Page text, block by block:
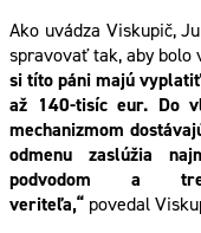
Ako uvádza Viskupič,
spravovať tak, aby
si títo páni majú
až 140-tisíc eur. Do
mechanizmom
odmenu zaslúžia
podvodom a
veriteľa,“ povedal